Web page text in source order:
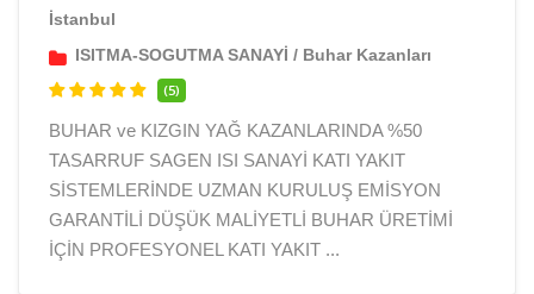
İstanbul
ISITMA-SOGUTMA SANAYİ / Buhar Kazanları
(5)
BUHAR ve KIZGIN YAĞ KAZANLARINDA %50
TASARRUF SAGEN ISI SANAYİ KATI YAKIT
SİSTEMLERİNDE UZMAN KURULUŞ EMİSYON
GARANTİLİ DÜŞÜK MALİYETLİ BUHAR ÜRETİMİ
İÇİN PROFESYONEL KATI YAKIT ...